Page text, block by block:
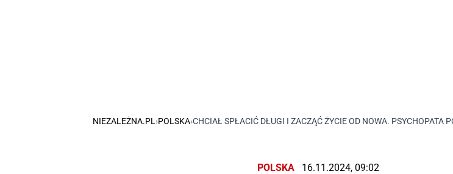
NIEZALEŻNA.PL ›POLSKA›CHCIAŁ SPŁACIĆ DŁUGI I ZACZĄĆ ŻYCIE OD NOWA. PSYCHOPATA
POLSKA 16.11.2024, 09:02